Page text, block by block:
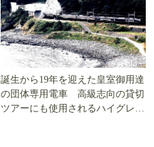
誕生から19年を迎えた皇室御用達
の団体専用電車 高級志向の貸切
ツアーにも使用されるハイグレー